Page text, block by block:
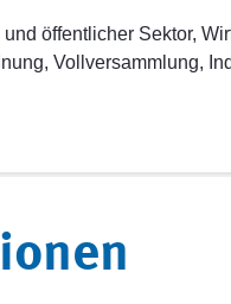
öffentlicher Sektor,
Vollversammlung,